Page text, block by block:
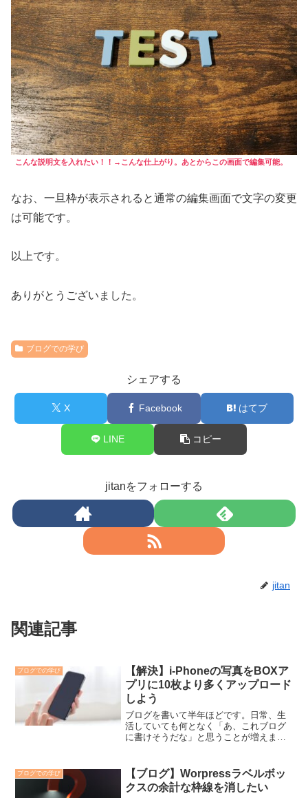
こんな説明文を入れたい！！→ こんな仕上がり 。あとからこの画面で編集可能。
なお、一旦枠が表示されると通常の編集画面で文字の変更
は可能です。
以上です。
ありがとうございました。
ブログでの学び
シェアする
X Facebook はてブ
LINE コピー
jitanをフォローする
jitan
関連記事
ブログでの学び
【解決】i-Phoneの写真をBOXア
プリに10枚より多くアップロード
しよう
ブログを書いて半年ほどです。日常、生
活していても何となく「あ、これブログ
に書けそうだな」と思うことが増えまし
PhoneからBOXへ入れようとすると10枚
より多く入れ...
ブログでの学び
【ブログ】Worpressラベルボッ
クスの余計な枠線を消したい